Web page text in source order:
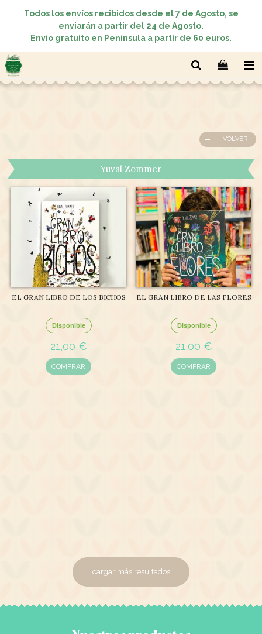
Todos los envíos recibidos desde el 7 de Agosto, se
enviarán a partir del 24 de Agosto.
Envío gratuito en Península a partir de 60 euros.
VOLVER
Yuval Zommer
EL GRAN LIBRO DE LOS BICHOS
Disponible
21,00 €
COMPRAR
EL GRAN LIBRO DE LAS FLORES
Disponible
21,00 €
COMPRAR
cargar más resultados